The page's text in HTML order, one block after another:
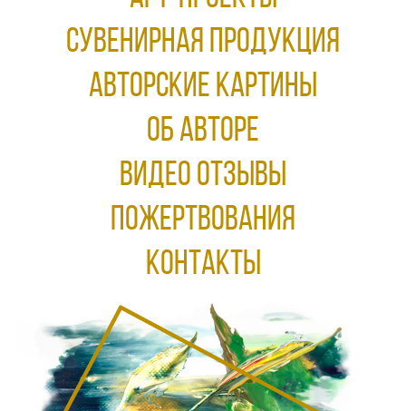
Сувенирная продукция
АВТОРСКИЕ КАРТИНЫ
ОБ АВТОРЕ
ВИДЕО ОТЗЫВЫ
ПОЖЕРТВОВАНИЯ
КОНТАКТЫ